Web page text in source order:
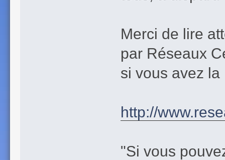
Merci de lire
par Réseaux
si vous avez
http://
"Si vous